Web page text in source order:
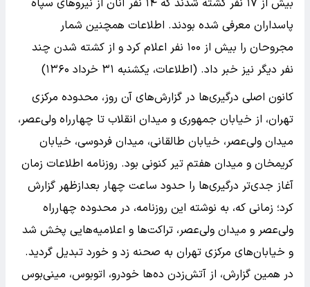
پاسداران معرفی شده بودند. اطلاعات همچنین شمار
مجروحان را بیش از ۱۰۰ نفر اعلام کرد و از کشته ‌شدن چند
نفر دیگر نیز خبر داد. (اطلاعات، یکشنبه ۳۱ خرداد ۱۳۶۰)
کانون اصلی درگیری‌ها در گزارش‌های آن روز، محدوده مرکزی
تهران، از خیابان جمهوری و میدان انقلاب تا چهارراه ولی‌عصر،
میدان ولی‌عصر، خیابان طالقانی، میدان فردوسی، خیابان
کریمخان و میدان هفتم تیر کنونی بود. روزنامه اطلاعات زمان
آغاز جدی‌تر درگیری‌ها را حدود ساعت چهار بعدازظهر گزارش
کرد؛ زمانی که، به نوشته این روزنامه، در محدوده چهارراه
ولی‌عصر و میدان ولی‌عصر، تراکت‌ها و اعلامیه‌هایی پخش شد
و خیابان‌های مرکزی تهران به صحنه زد و خورد تبدیل گردید.
در همین گزارش، از آتش‌زدن ده‌ها خودرو، اتوبوس، مینی‌بوس